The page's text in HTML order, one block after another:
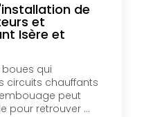
de
et
Isère et
boues qui
circuits chauffants
peut
pour retrouver ...